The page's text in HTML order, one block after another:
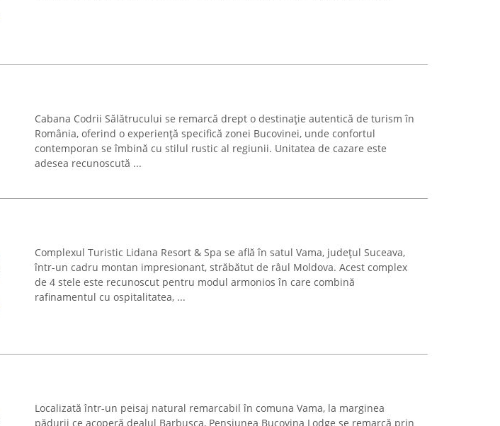
Cabana Codrii Sălătrucului se remarcă drept o destinație autentică de turism în
România, oferind o experiență specifică zonei Bucovinei, unde confortul
contemporan se îmbină cu stilul rustic al regiunii. Unitatea de cazare este
adesea recunoscută ...
Complexul Turistic Lidana Resort & Spa se află în satul Vama, județul Suceava,
într-un cadru montan impresionant, străbătut de râul Moldova. Acest complex
de 4 stele este recunoscut pentru modul armonios în care combină
rafinamentul cu ospitalitatea, ...
Localizată într-un peisaj natural remarcabil în comuna Vama, la marginea
pădurii ce acoperă dealul Barbusca, Pensiunea Bucovina Lodge se remarcă prin